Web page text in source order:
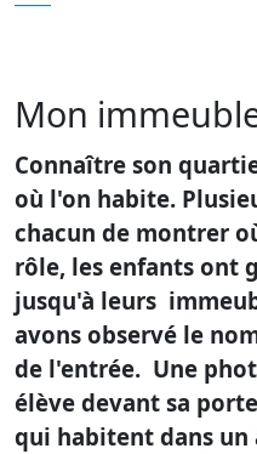
Mon
Connaître son
où l'on habite.
chacun de montrer
rôle, les enfants ont
jusqu'à leurs
avons observé le
de l'entrée. Une
élève devant sa
qui habitent dans